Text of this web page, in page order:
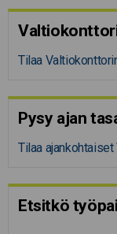
Tilaa
Pysy ajan
Tilaa
Etsitkö